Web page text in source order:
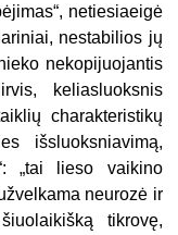
netiesiaeigė
nestabilios jų
nekopijuojantis
keliasluoksnis
charakteristikų
išsluoksniavimą,
„tai lieso vaikino
neurozė ir
tikrovę,